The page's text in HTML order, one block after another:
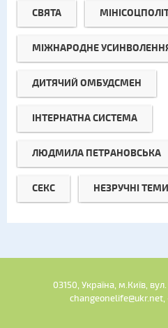
СВЯТА
МІЖНАРОДНЕ
ДИТЯЧИЙ ОМБУДСМЕН
ІНТЕРНАТНА СИСТЕМА
ЛЮДМИЛА ПЕТРАНОВСЬКА
СЕКС НЕЗРУЧНІ ТЕМИ
03150, Україна, м.Київ,